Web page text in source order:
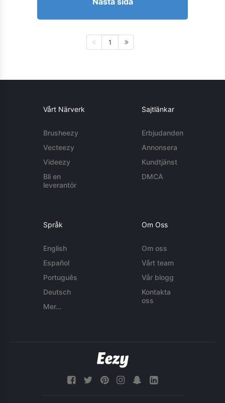
1
Vårt Närverk
Brusheezy
Vecteezy
Videezy
Bli en
leverantör
Sajtlänkar
Erbjudanden
Annonsera
Kundtjänst
DMCA
Språk
English
Español
Português
Deutsch
Mer...
Om Oss
Om oss
Vårt team
Vår blogg
Kontakta
oss